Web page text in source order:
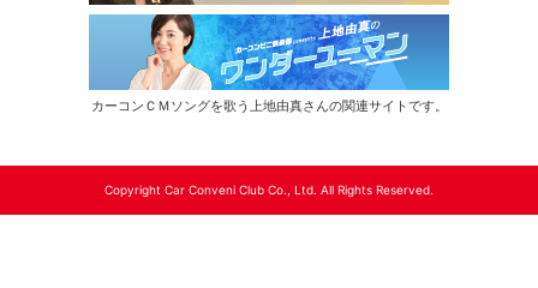
カーコンＣＭソングを歌う上地由真さんの関連サイトです。
Copyright Car Conveni Club Co., Ltd. All Rights Reserved.